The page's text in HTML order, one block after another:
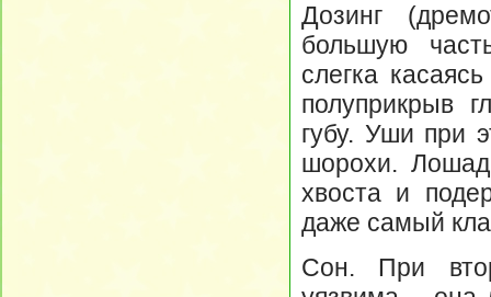
Дозинг
большую
слегка
полуприкрыв
губу. Уши при
шорохи.
хвоста и
даже самый
Сон. При